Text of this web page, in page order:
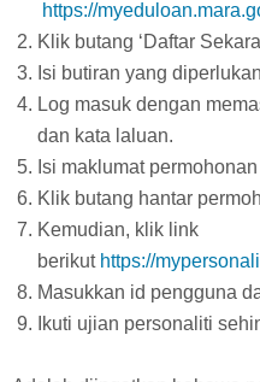
https://
Klik butang ‘Daftar
Isi butiran yang
Log masuk dengan
dan kata laluan.
Isi maklumat
Klik butang hantar
Kemudian, klik link
berikut https://
Masukkan id pengguna
Ikuti ujian personaliti